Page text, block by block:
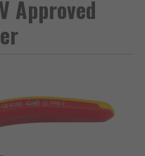
Approved